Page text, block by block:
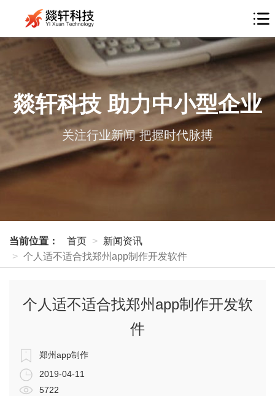
燚轩科技 助力中小型企业
关注行业新闻 把握时代脉搏
当前位置： 首页
新闻资讯
个人适不适合找郑州app制作开发软件
个人适不适合找郑州app制作开发软
件
郑州app制作
2019-04-11
5722